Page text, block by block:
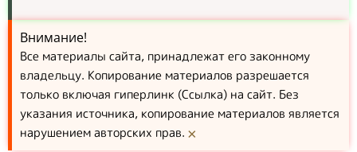
Внимание!
Все материалы сайта, принадлежат его законному
владельцу. Копирование материалов разрешается
только включая гиперлинк (Ссылка) на сайт. Без
указания источника, копирование материалов является
нарушением авторских прав. ×